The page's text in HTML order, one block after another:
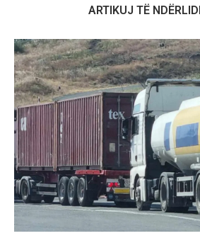
ARTIKUJ TË